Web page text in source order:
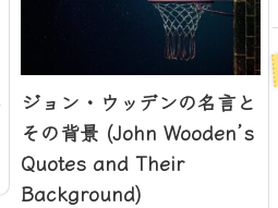
ジョン・ウッデンの名言と
その背景 (John Wooden’s
Quotes and Their
Background)